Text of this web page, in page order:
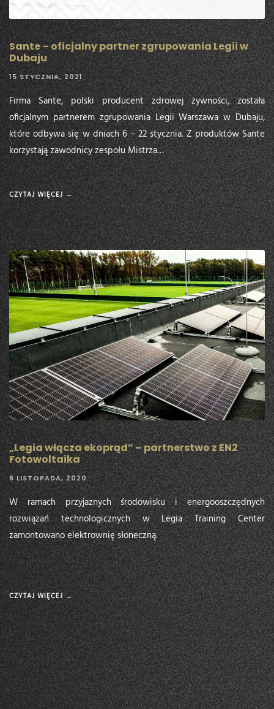
Sante – oficjalny partner zgrupowania Legii w
Dubaju
15 STYCZNIA, 2021
Firma Sante, polski producent zdrowej żywności, została
oficjalnym partnerem zgrupowania Legii Warszawa w Dubaju,
które odbywa się w dniach 6 – 22 stycznia. Z produktów Sante
korzystają zawodnicy zespołu Mistrza…
CZYTAJ WIĘCEJ →
„Legia włącza ekoprąd” – partnerstwo z EN2
Fotowoltaika
6 LISTOPADA, 2020
W ramach przyjaznych środowisku i energooszczędnych
rozwiązań technologicznych w Legia Training Center
zamontowano elektrownię słoneczną.
CZYTAJ WIĘCEJ →